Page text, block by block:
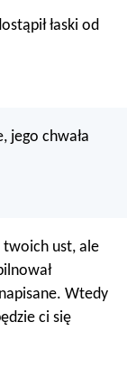
łaski od
jego chwała
twoich ust, ale
Wtedy
ci się